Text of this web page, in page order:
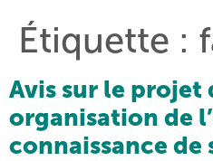
Étiquette :
Avis sur le
organisation de
connaissance de